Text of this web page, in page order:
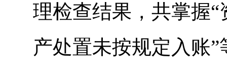
理检查结果，共掌握“
产处置未按规定入账